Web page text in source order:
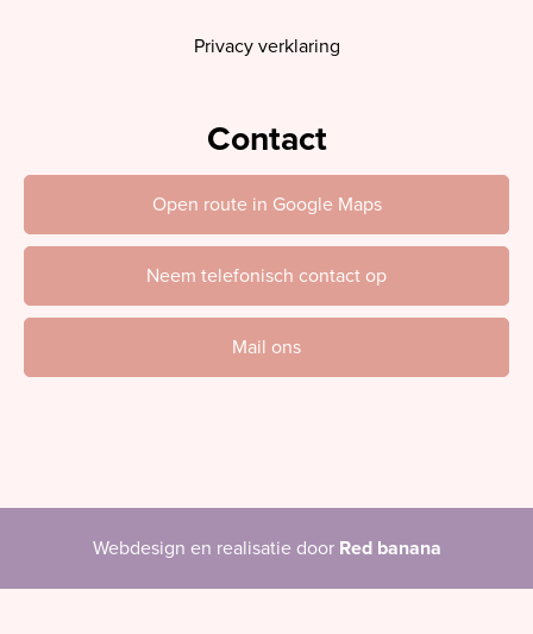
Privacy verklaring
Contact
Open route in Google Maps
Neem telefonisch contact op
Mail ons
Webdesign en realisatie door Red banana